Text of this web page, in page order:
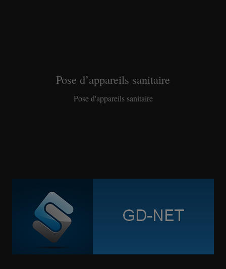
Pose d’appareils sanitaire
Pose d'appareils sanitaire